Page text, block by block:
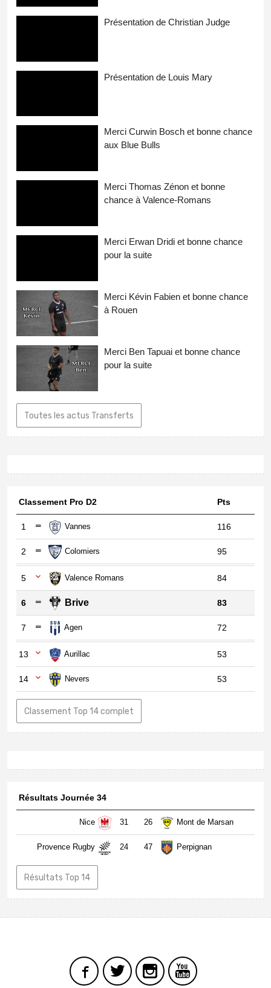
Présentation de Christian Judge
Présentation de Louis Mary
Merci Curwin Bosch et bonne chance
aux Blue Bulls
Merci Thomas Zénon et bonne
chance à Valence-Romans
Merci Erwan Dridi et bonne chance
pour la suite
Merci Kévin Fabien et bonne chance
à Rouen
Merci Ben Tapuai et bonne chance
pour la suite
Toutes les actus Transferts
Classement Pro D2 Pts
1 Vannes 116
2 Colomiers 95
5 Valence Romans 84
6 Brive 83
7 Agen 72
13 Aurillac 53
14 Nevers 53
Classement Top 14 complet
Résultats Journée 34
Nice 31 26 Mont de Marsan
Provence Rugby 24 47 Perpignan
Résultats Top 14